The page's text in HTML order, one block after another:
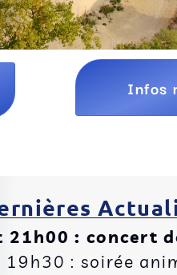
Infos
21h00 : concert
19h30 : soirée